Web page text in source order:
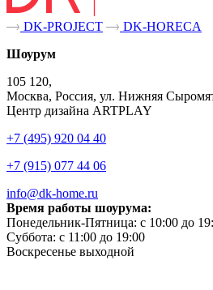
DK-PROJECT
DK-HORECA
Шоурум
105 120,
Москва, Россия, ул. Нижняя
Центр дизайна ARTPLAY
+7 (495) 920 04 40
+7 (915) 077 44 06
info@dk-home.ru
Время работы шоурума:
Понедельник-Пятница: c 10:00 до
Суббота: c 11:00 до 19:00
Воскресенье выходной